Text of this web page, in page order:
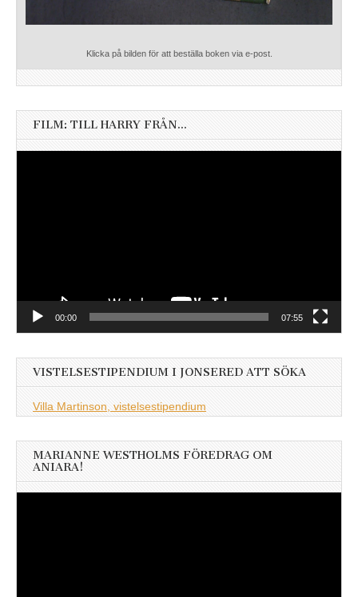
Klicka på bilden för att beställa boken via e-post.
FILM: TILL HARRY FRÅN…
00:00 07:55
VISTELSESTIPENDIUM I JONSERED ATT SÖKA
Villa Martinson, vistelsestipendium
MARIANNE WESTHOLMS FÖREDRAG OM
ANIARA!